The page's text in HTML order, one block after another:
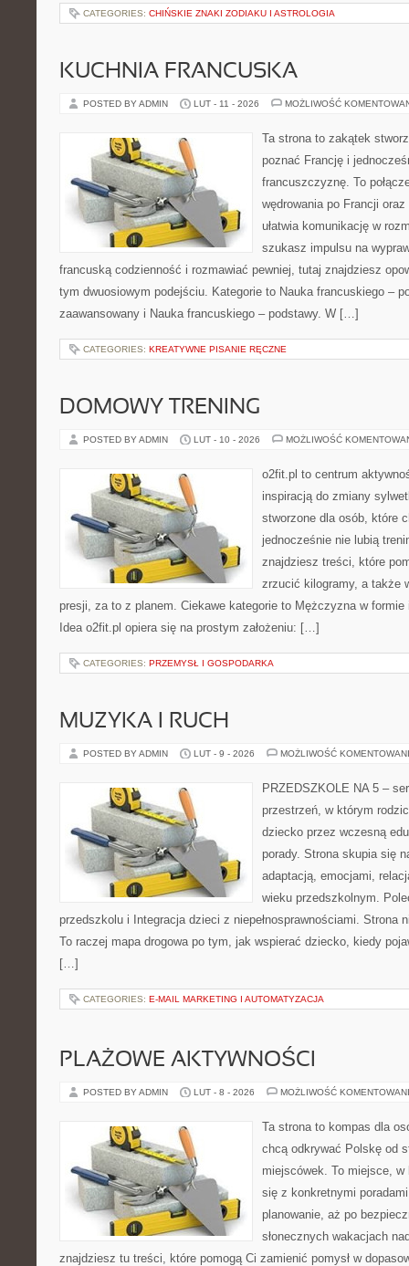
CATEGORIES: CHIŃSKIE ZNAKI ZODIAKU I ASTROLOGIA
KUCHNIA FRANCUSKA
POSTED BY ADMIN LUT - 11 - 2026 MOŻLIWOŚĆ
Ta strona to zakątek
poznać Francję i
francuszczyznę. To
wędrowania po Francji
ułatwia komunikację w
szukasz impulsu na
francuską codzienność i rozmawiać pewniej, tutaj znajdziesz
tym dwuosiowym podejściu. Kategorie to Nauka francuskiego –
zaawansowany i Nauka francuskiego – podstawy. W […]
CATEGORIES: KREATYWNE PISANIE RĘCZNE
DOMOWY TRENING
POSTED BY ADMIN LUT - 10 - 2026 MOŻLIWOŚĆ
o2fit.pl to centrum
inspiracją do zmiany
stworzone dla osób, które
jednocześnie nie lubią
znajdziesz treści, które
zrzucić kilogramy, a także
presji, za to z planem. Ciekawe kategorie to Mężczyzna w
Idea o2fit.pl opiera się na prostym założeniu: […]
CATEGORIES: PRZEMYSŁ I GOSPODARKA
MUZYKA I RUCH
POSTED BY ADMIN LUT - 9 - 2026 MOŻLIWOŚĆ
PRZEDSZKOLE NA 5 –
przestrzeń, w którym
dziecko przez wczesną
porady. Strona skupia się
adaptacją, emocjami,
wieku przedszkolnym.
przedszkolu i Integracja dzieci z niepełnosprawnościami. Strona
To raczej mapa drogowa po tym, jak wspierać dziecko, kiedy
[…]
CATEGORIES: E-MAIL MARKETING I AUTOMATYZACJA
PLAŻOWE AKTYWNOŚCI
POSTED BY ADMIN LUT - 8 - 2026 MOŻLIWOŚĆ
Ta strona to kompas dla
chcą odkrywać Polskę od
miejscówek. To miejsce,
się z konkretnymi
planowanie, aż po
słonecznych wakacjach
znajdziesz tu treści, które pomogą Ci zamienić pomysł w